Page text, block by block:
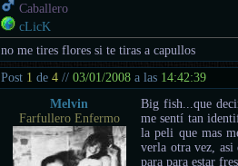
Caballero
cLicK
no me tires flores si te tiras a capullos
Post 1 de4 //03/01/2008 a las 14:42:39
Melvin
Farfullero Enfermo
Big fish...que
me sentí tan
la peli que mas
verla otra vez, asi
para para estar